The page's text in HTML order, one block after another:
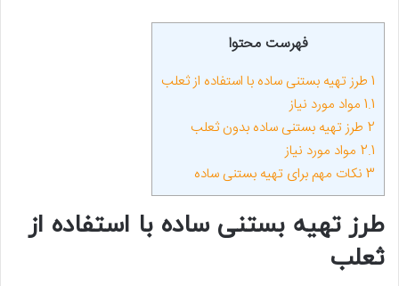
فهرست محتوا
1 طرز تهیه بستنی ساده با استفاده از ثعلب
1.1 مواد مورد نیاز
2 طرز تهیه بستنی ساده بدون ثعلب
2.1 مواد مورد نیاز
3 نکات مهم برای تهیه بستنی ساده
طرز تهیه بستنی ساده با استفاده از
ثعلب